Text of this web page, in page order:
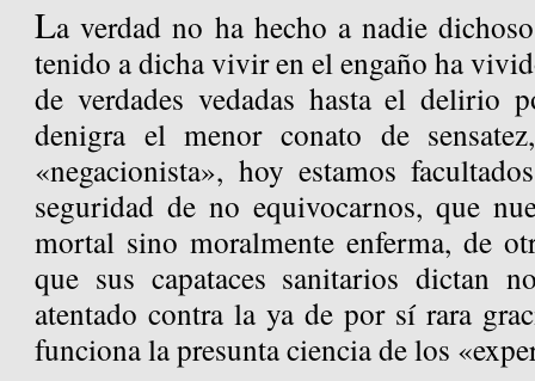
La verdad no ha hecho a nadie
tenido a dicha vivir en el engaño ha
de verdades vedadas hasta el delirio
denigra el menor conato de
«negacionista», hoy estamos
seguridad de no equivocarnos, que
mortal sino moralmente enferma, de
que sus capataces sanitarios dictan
atentado contra la ya de por sí rara
funciona la presunta ciencia de los